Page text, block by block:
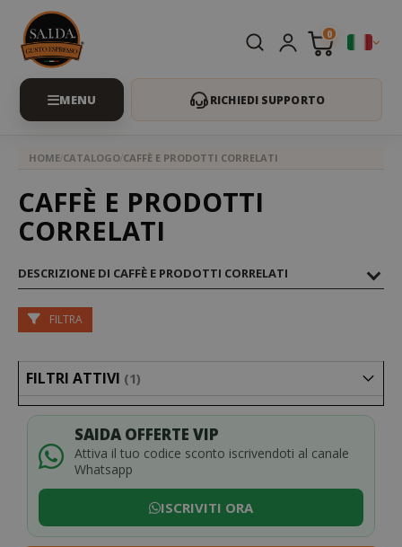
0
RICHIEDI SUPPORTO
HOME CATALOGO CAFFÈ E PRODOTTI CORRELATI
CAFFÈ E PRODOTTI
CORRELATI
DESCRIZIONE DI CAFFÈ E PRODOTTI CORRELATI
SAIDA OFFERTE VIP
Attiva il tuo codice sconto iscrivendoti al canale
Whatsapp
ISCRIVITI ORA
FILTRA
FILTRI ATTIVI